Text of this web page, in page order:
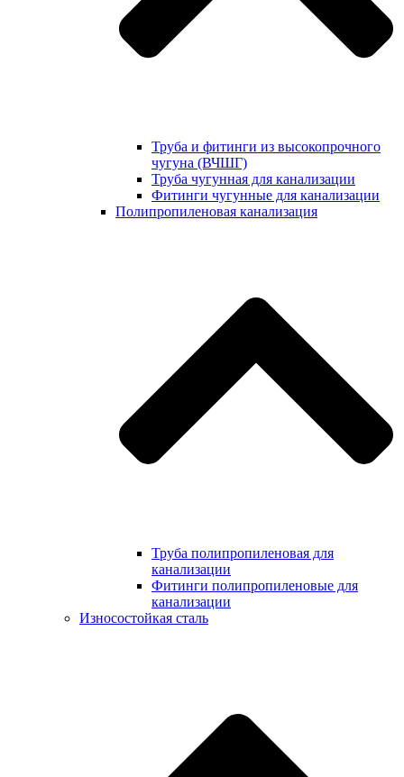
Труба и фитинги из высокопрочного
чугуна (ВЧШГ)
Труба чугунная для канализации
Фитинги чугунные для канализации
Полипропиленовая канализация
Труба полипропиленовая для
канализации
Фитинги полипропиленовые для
канализации
Износостойкая сталь